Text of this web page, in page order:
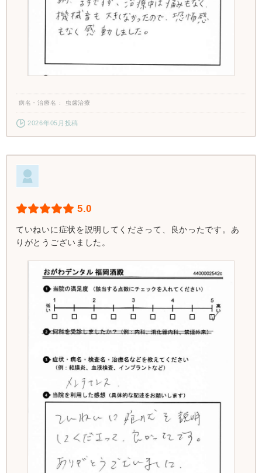
病名・治療名 虫歯治療
2026年05月投稿
5.0
ていねいに症状を説明してくださって、良かったです。あ
りがとうございました。